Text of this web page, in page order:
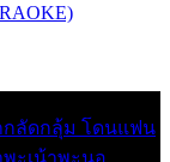
กลัดกลุ้ม โดนแฟน
ะเน้าพะนอ